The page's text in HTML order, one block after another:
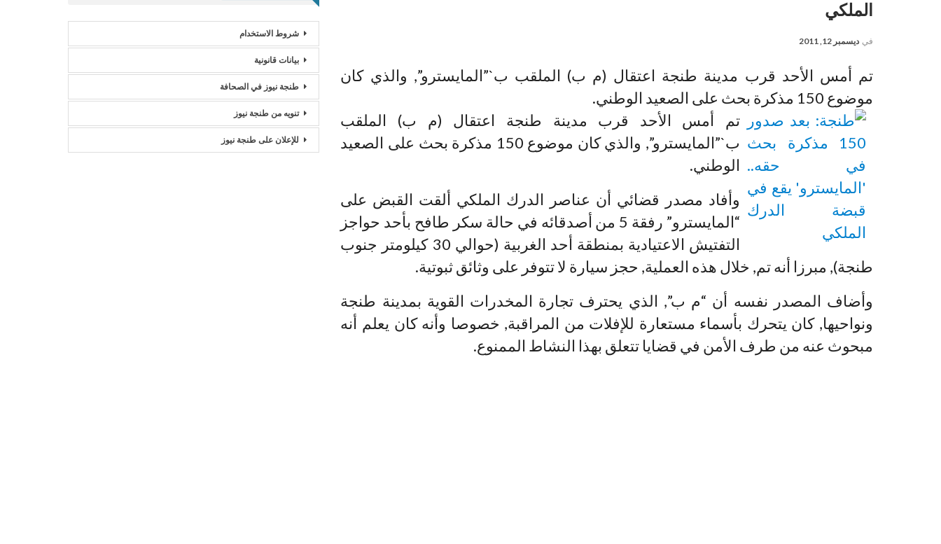
الملكي
في ديسمبر 12, 2011
تم أمس الأحد قرب مدينة طنجة اعتقال (م ب) الملقب ب`”المايسترو”, والذي كان
موضوع 150 مذكرة بحث على الصعيد الوطني.
تم أمس الأحد قرب مدينة طنجة اعتقال (م ب) الملقب
ب`”المايسترو”, والذي كان موضوع 150 مذكرة بحث على الصعيد
الوطني.
وأفاد مصدر قضائي أن عناصر الدرك الملكي ألقت القبض على
“المايسترو” رفقة 5 من أصدقائه في حالة سكر طافح بأحد حواجز
التفتيش الاعتيادية بمنطقة أحد الغربية (حوالي 30 كيلومتر جنوب
طنجة), مبرزا أنه تم, خلال هذه العملية, حجز سيارة لا تتوفر على وثائق ثبوتية.
وأضاف المصدر نفسه أن “م ب”, الذي يحترف تجارة المخدرات القوية بمدينة طنجة
ونواحيها, كان يتحرك بأسماء مستعارة للإفلات من المراقبة, خصوصا وأنه كان يعلم أنه
مبحوث عنه من طرف الأمن في قضايا تتعلق بهذا النشاط الممنوع.
شروط الاستخدام
بيانات قانونية
طنجة نيوز في الصحافة
تنويه من طنجة نيوز
للإعلان على طنجة نيوز